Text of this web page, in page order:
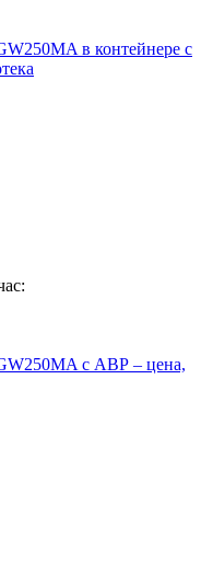
в контейнере с
с АВР – цена,